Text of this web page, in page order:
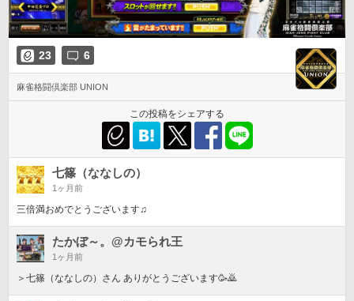
23 6
麻雀格闘倶楽部 UNION
この投稿をシェアする
七篠（ななしの）
1ヶ月前
三倍満おめでとうございます♫
たかぼ～。@カモられ王
1ヶ月前
＞七篠（ななしの）さん ありがとうございます🥳🙇